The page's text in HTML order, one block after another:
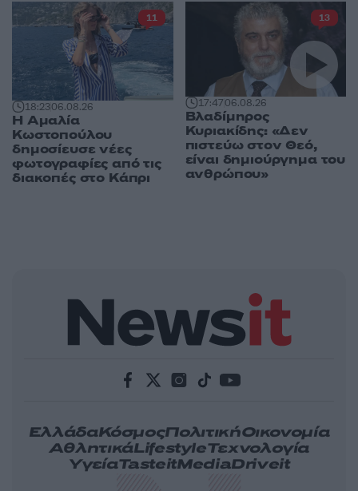
18:2306.08.26
Η Αμαλία
Κωστοπούλου
δημοσίευσε νέες
φωτογραφίες από τις
διακοπές στο Κάπρι
11
17:4706.08.26
Βλαδίμηρος
Κυριακίδης: «Δεν
πιστεύω στον Θεό,
είναι δημιούργημα του
ανθρώπου»
13
ΕλλάδαΚόσμοςΠολιτικήΟικονομία
ΑθλητικάLifestyleΤεχνολογία
ΥγείαTasteitMediaDriveit